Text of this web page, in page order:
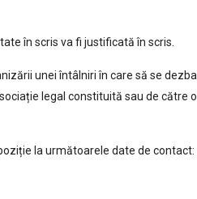
în scris va fi justificată în scris.
unei întâlniri în care să se
legal constituită sau de către
la următoarele date de